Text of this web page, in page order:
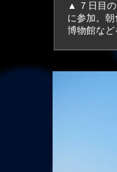
▲ ７日目
に参加。朝
博物館など